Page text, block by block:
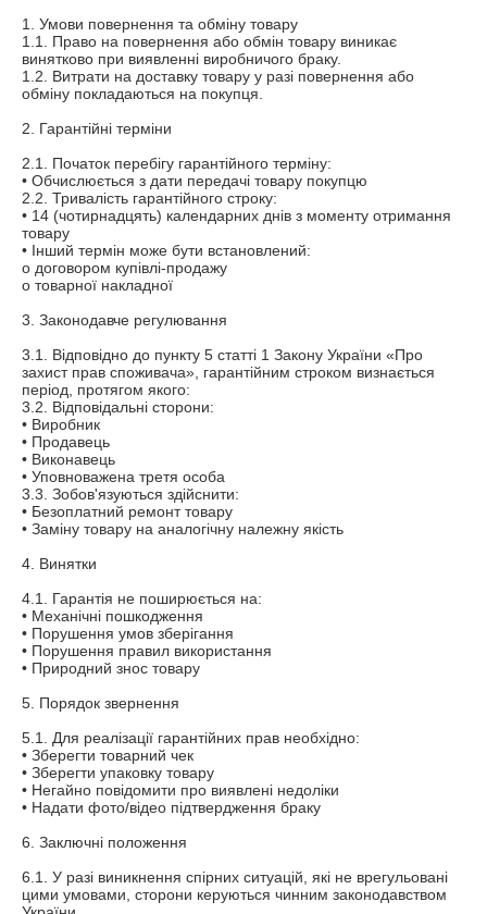
1. Умови повернення та обміну товару
1.1. Право на повернення або обмін товару виникає
винятково при виявленні виробничого браку.
1.2. Витрати на доставку товару у разі повернення або
обміну покладаються на покупця.
2. Гарантійні терміни
2.1. Початок перебігу гарантійного терміну:
• Обчислюється з дати передачі товару покупцю
2.2. Тривалість гарантійного строку:
• 14 (чотирнадцять) календарних днів з моменту отримання
товару
• Інший термін може бути встановлений:
o договором купівлі-продажу
o товарної накладної
3. Законодавче регулювання
3.1. Відповідно до пункту 5 статті 1 Закону України «Про
захист прав споживача», гарантійним строком визнається
період, протягом якого:
3.2. Відповідальні сторони:
• Виробник
• Продавець
• Виконавець
• Уповноважена третя особа
3.3. Зобов'язуються здійснити:
• Безоплатний ремонт товару
• Заміну товару на аналогічну належну якість
4. Винятки
4.1. Гарантія не поширюється на:
• Механічні пошкодження
• Порушення умов зберігання
• Порушення правил використання
• Природний знос товару
5. Порядок звернення
5.1. Для реалізації гарантійних прав необхідно:
• Зберегти товарний чек
• Зберегти упаковку товару
• Негайно повідомити про виявлені недоліки
• Надати фото/відео підтвердження браку
6. Заключні положення
6.1. У разі виникнення спірних ситуацій, які не врегульовані
цими умовами, сторони керуються чинним законодавством